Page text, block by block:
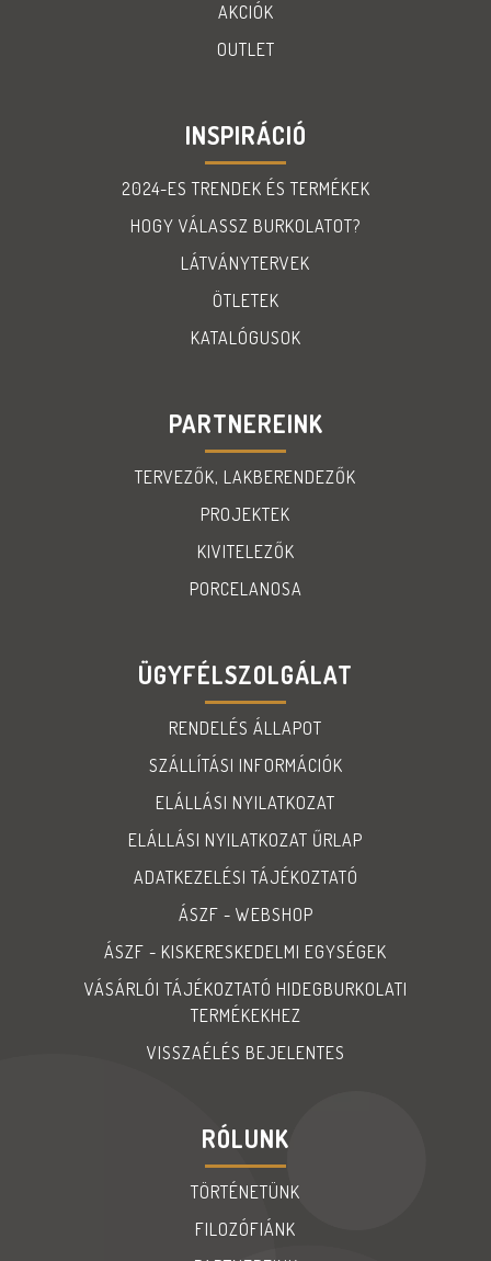
AKCIÓK
OUTLET
INSPIRÁCIÓ
2024-ES TRENDEK ÉS TERMÉKEK
HOGY VÁLASSZ BURKOLATOT?
LÁTVÁNYTERVEK
ÖTLETEK
KATALÓGUSOK
PARTNEREINK
TERVEZŐK, LAKBERENDEZŐK
PROJEKTEK
KIVITELEZŐK
PORCELANOSA
ÜGYFÉLSZOLGÁLAT
RENDELÉS ÁLLAPOT
SZÁLLÍTÁSI INFORMÁCIÓK
ELÁLLÁSI NYILATKOZAT
ELÁLLÁSI NYILATKOZAT ŰRLAP
ADATKEZELÉSI TÁJÉKOZTATÓ
ÁSZF - WEBSHOP
ÁSZF - KISKERESKEDELMI EGYSÉGEK
VÁSÁRLÓI TÁJÉKOZTATÓ HIDEGBURKOLATI
TERMÉKEKHEZ
VISSZAÉLÉS BEJELENTES
RÓLUNK
TÖRTÉNETÜNK
FILOZÓFIÁNK